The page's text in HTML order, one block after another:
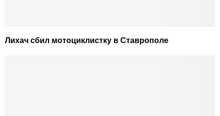
Лихач сбил мотоциклистку в Ставрополе